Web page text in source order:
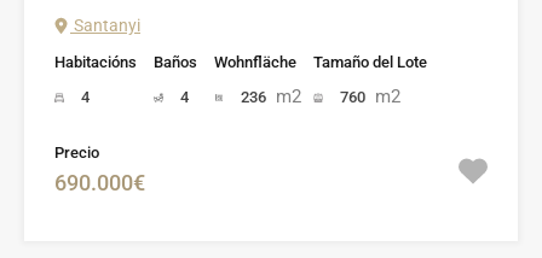
Santanyi
Habitacións
4
Baños
4
Wohnfläche
236 m2
Tamaño del Lote
760 m2
Precio
690.000€